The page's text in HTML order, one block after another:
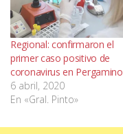
Regional: confirmaron el
primer caso positivo de
coronavirus en Pergamino
6 abril, 2020
En «Gral. Pinto»